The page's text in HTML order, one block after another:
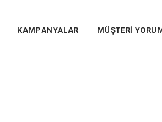
KAMPANYALAR MÜŞTERİ